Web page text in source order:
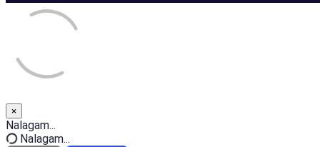
×
Close
Nalagam...
Nalagam...